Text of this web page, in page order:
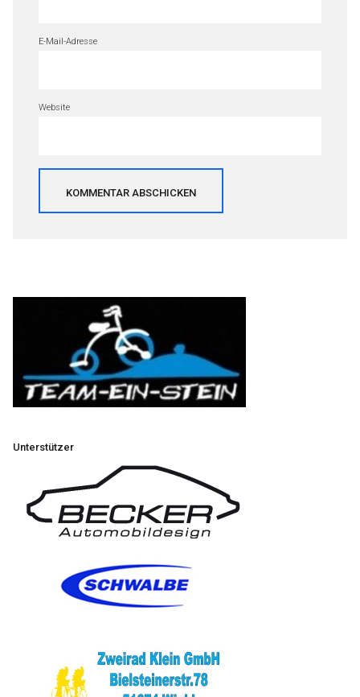
E-Mail-Adresse
Website
Beitragsnavigation
Unterstützer